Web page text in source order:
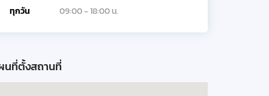
ทุกวัน 09:00 - 18:00 น.
นที่ตั้งสถานที่